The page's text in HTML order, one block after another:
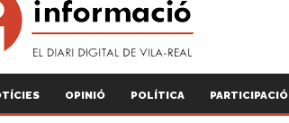
OPINIÓ POLÍTICA PARTICIPACIÓ